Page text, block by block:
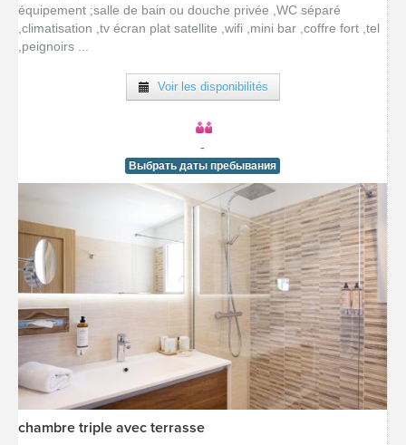
équipement ;salle de bain ou douche privée ,WC séparé
,climatisation ,tv écran plat satellite ,wifi ,mini bar ,coffre fort ,tel
,peignoirs ...
Voir les disponibilités
-
Выбрать даты пребывания
[voir la fiche détail]
chambre triple avec terrasse